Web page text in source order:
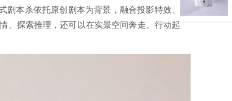
本杀依托原创剧本为背景，融合投影特效、
、探索推理，还可以在实景空间奔走、行动起